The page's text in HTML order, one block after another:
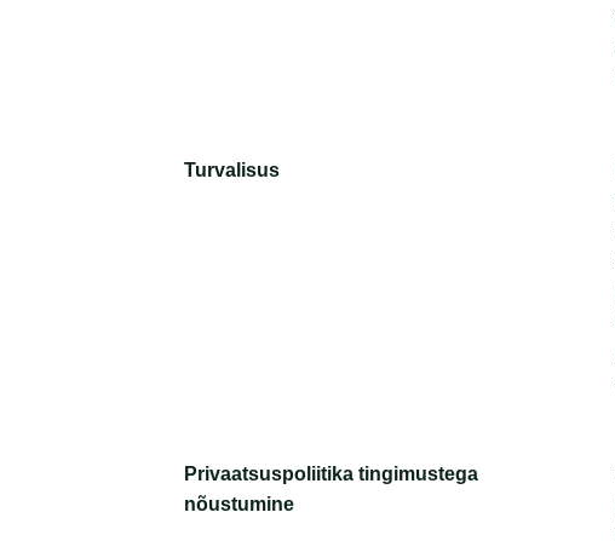
Turvalisus
Privaatsuspoliitika tingimustega
nõustumine